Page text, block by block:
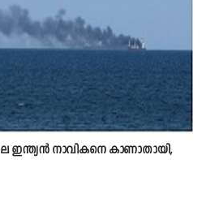
ഇന്ത്യൻ നാവികനെ കാണാതായി,